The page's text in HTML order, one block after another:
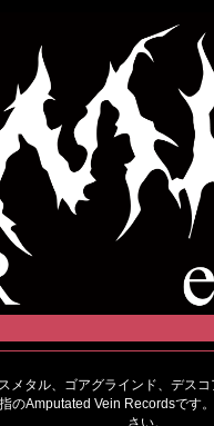
メタル、ゴアグラインド、デス
のAmputated Vein Recordsです
さい。